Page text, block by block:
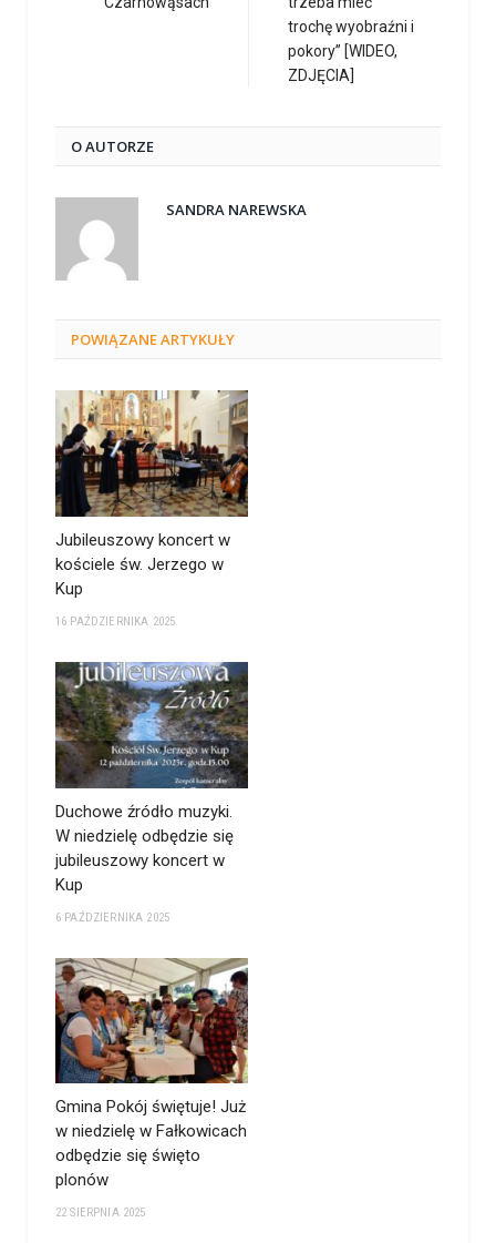
trochę wyobraźni i
pokory” [WIDEO,
ZDJĘCIA]
O AUTORZE
SANDRA NAREWSKA
POWIĄZANEARTYKUŁY
Jubileuszowy koncert w
kościele św. Jerzego w
Kup
16 PAŹDZIERNIKA 2025
Duchowe źródło muzyki.
W niedzielę odbędzie się
jubileuszowy koncert w
Kup
6 PAŹDZIERNIKA 2025
Gmina Pokój świętuje! Już
w niedzielę w Fałkowicach
odbędzie się święto
plonów
22 SIERPNIA 2025